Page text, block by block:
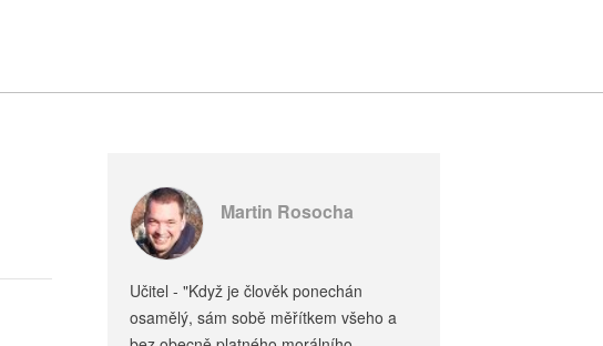
Martin Rosocha
Učitel - "Když je člověk ponechán
osamělý, sám sobě měřítkem všeho a